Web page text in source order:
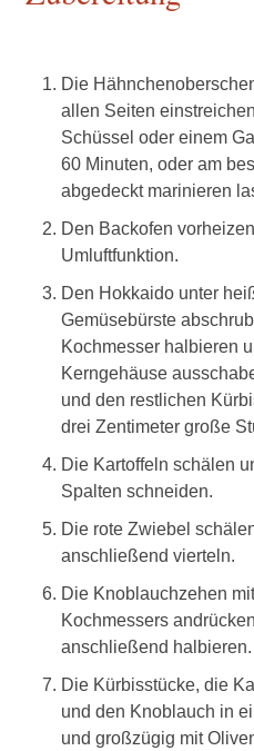
Die
allen Seiten
Schüssel oder einem
60 Minuten, oder am
abgedeckt marinieren
Den Backofen
Umluftfunktion.
Den Hokkaido unter
Gemüsebürste
Kochmesser halbieren
Kerngehäuse
und den restlichen
drei Zentimeter große
Die Kartoffeln schälen
Spalten schneiden.
Die rote Zwiebel
anschließend vierteln.
Die Knoblauchzehen
Kochmessers
anschließend halbieren.
Die Kürbisstücke, die
und den Knoblauch in
und großzügig mit